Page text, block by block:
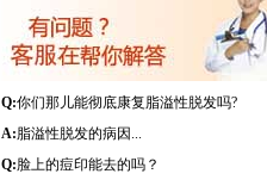
Q:你们那儿能彻底康复脂溢性脱发吗?
A:脂溢性脱发的病因...
Q:脸上的痘印能去的吗？